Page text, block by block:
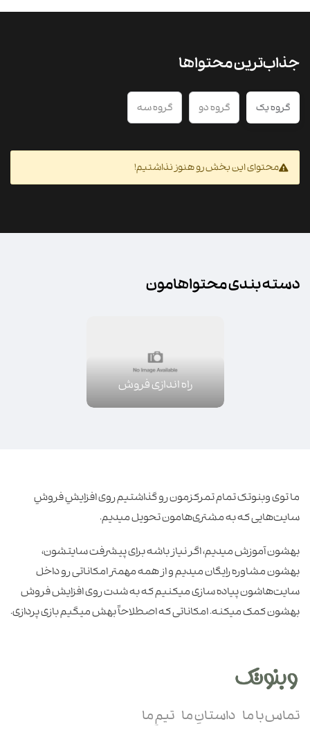
جذاب‌ترین محتواها
گروه یک گروه دو گروه سه
محتوای این بخش رو هنوز نذاشتیم!
دسته بندی محتواهامون
راه اندازی فروش
ما توی وبنوتک تمام تمرکزمون رو گذاشتیم روی افزایشِ فروشِ
سایت‌هایی که به مشتری‌هامون تحویل میدیم.
بهشون آموزش میدیم، اگر نیاز باشه برای پیشرفت سایتشون،
بهشون مشاوره رایگان میدیم و از همه مهمتر امکاناتی رو داخل
سایت‌هاشون پیاده سازی میکنیم که به شدت روی افزایش فروش
بهشون کمک میکنه. امکاناتی که اصطلاحاً بهش میگیم بازی پردازی.
تماس با ما داستانِ ما تیمِ ما